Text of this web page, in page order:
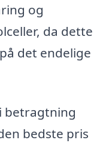
og
da dette
det endelige
betragtning
bedste pris